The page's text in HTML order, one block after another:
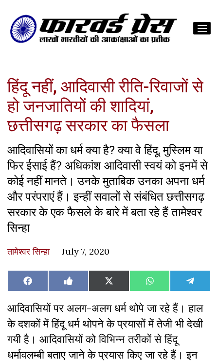
हिंदू नहीं, आदिवासी रीति-रिवाजों से
हो जनजातियों की शादियां,
छत्तीसगढ़ सरकार का फैसला
आदिवासियों का धर्म क्या है? क्या वे हिंदू, मुस्लिम या
फिर ईसाई हैं? अधिकांश आदिवासी स्वयं को इनमें से
कोई नहीं मानते। उनके मुताबिक उनका अपना धर्म
और परंपराएं हैं। इन्हीं सवालों से संबंधित छत्तीसगढ़
सरकार के एक फैसले के बारे में बता रहे हैं तामेश्वर
सिन्हा
तामेश्वर सिन्हा July 7, 2020
Share
on
Facebook Share
on
Like
on
Share
on
X
(Twitter)
Share
on
WhatsAppShare
on
आदिवासियों पर अलग-अलग धर्म थोपे जा रहे हैं। हाल
के दशकों में हिंदू धर्म थोपने के प्रयासों में तेजी भी देखी
गयी है। आदिवासियों को विभिन्न तरीकों से हिंदू
धर्मावलम्बी बताए जाने के प्रयास किए जा रहे हैं। इन